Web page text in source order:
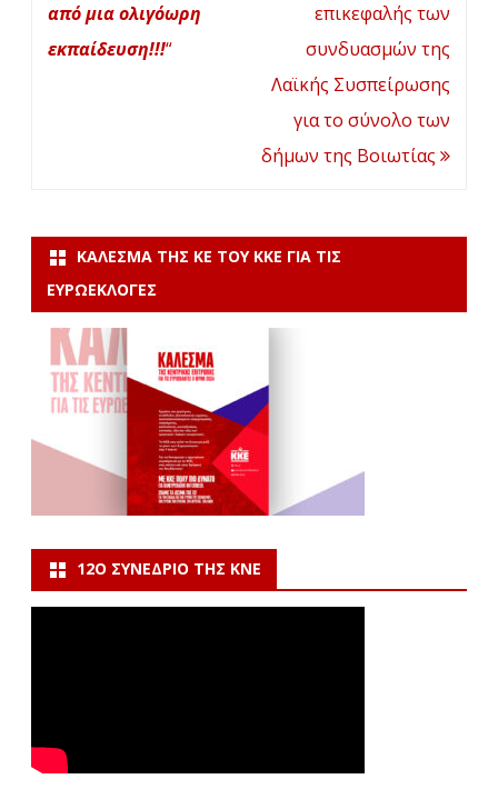
από μια ολιγόωρη
εκπαίδευση!!!“
επικεφαλής των
συνδυασμών της
Λαϊκής Συσπείρωσης
για το σύνολο των
δήμων της Βοιωτίας
ΚΆΛΕΣΜΑ ΤΗΣ ΚΕ ΤΟΥ ΚΚΕ ΓΙΑ ΤΙΣ
ΕΥΡΩΕΚΛΟΓΈΣ
12Ο ΣΥΝΈΔΡΙΟ ΤΗΣ ΚΝΕ